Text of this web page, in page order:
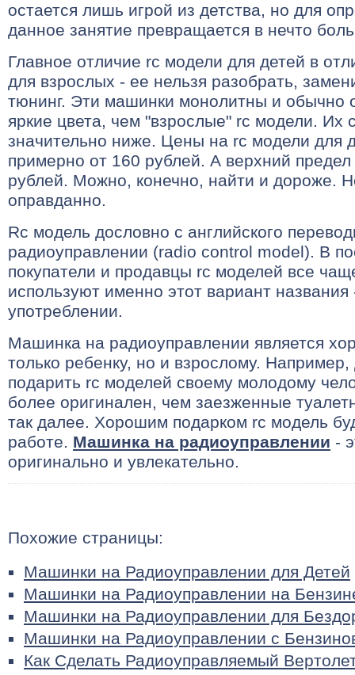
остается лишь игрой из детства, но для
данное занятие превращается в нечто
Главное отличие rc модели для детей в
для взрослых - ее нельзя разобрать,
тюнинг. Эти машинки монолитны и обычно
яркие цвета, чем "взрослые" rc модели. Их
значительно ниже. Цены на rc модели для
примерно от 160 рублей. А верхний предел
рублей. Можно, конечно, найти и дороже.
оправданно.
Rc модель дословно с английского
радиоуправлении (radio control model). В
покупатели и продавцы rc моделей все
используют именно этот вариант
употреблении.
Машинка на радиоуправлении является
только ребенку, но и взрослому.
подарить rc моделей своему молодому
более оригинален, чем заезженные
так далее. Хорошим подарком rc модель
работе. Машинка на радиоуправлении -
оригинально и увлекательно.
Похожие страницы:
Машинки на Радиоуправлении для Детей
Машинки на Радиоуправлении на
Машинки на Радиоуправлении для
Машинки на Радиоуправлении с
Как Сделать Радиоуправляемый